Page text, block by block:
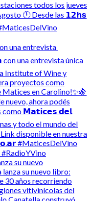
una entrevista
su nuevo